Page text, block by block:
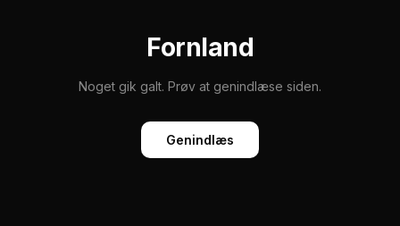
Fornland
Noget gik galt. Prøv at genindlæse siden.
Genindlæs